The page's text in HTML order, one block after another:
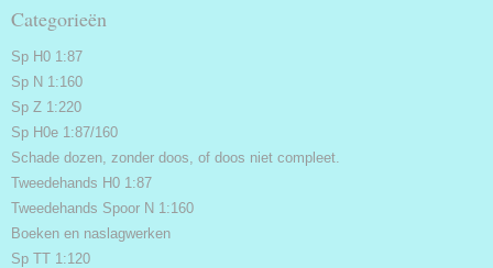
Categorieën
Sp H0 1:87
Sp N 1:160
Sp Z 1:220
Sp H0e 1:87/160
Schade dozen, zonder doos, of doos niet compleet.
Tweedehands H0 1:87
Tweedehands Spoor N 1:160
Boeken en naslagwerken
Sp TT 1:120